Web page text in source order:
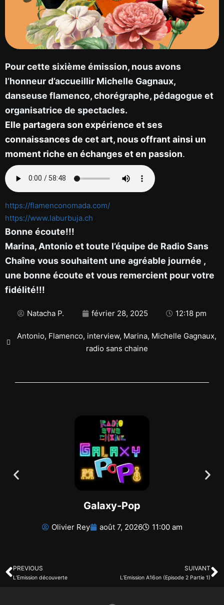
Pour cette sixième émission, nous avons
l’honneur d’accueillir Michelle Gagnaux,
danseuse flamenco, chorégraphe, pédagogue et
organisatrice de spectacles.
Elle partagera son expérience et ses
connaissances de cet art, nous offrant ainsi un
moment riche en échanges et en passion.
https://flamenconomada.com/
https://www.laburbuja.ch
Bonne écoute!!!
Marina, Antonio et toute l’équipe de Radio Sans
Chaîne vous souhaitent une agréable journée ,
une bonne écoute et vous remercient pour votre
fidélité!!!
Natacha P. février 28, 2025 12:18 pm
Antonio, Flamenco, interview, Marina, Michelle Gagnaux,
radio sans chaine
Galaxy-Pop
Olivier Rey août 7, 2026 11:00 am
PREVIOUS
L’Emission découverte
SUIVANT
L’Emission A16on (Episode 2 Partie 1)